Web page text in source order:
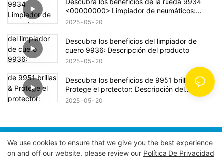
<00000000> Limpiador de neumáticos:
Descripción del producto
2025 05 20
Descubra los beneficios del limpiador de
cuero 9936: Descripción del producto
2025 05 20
Descubra los beneficios de 9951 brillas &
Protege el protector: Descripción del
producto
2025 05 20
Copyright © 2026 INDUSTRIAS POWER EAGLE, INC. |
We use cookies to ensure that we give you the best experience
on and off our website. please review our Política De Privacidad